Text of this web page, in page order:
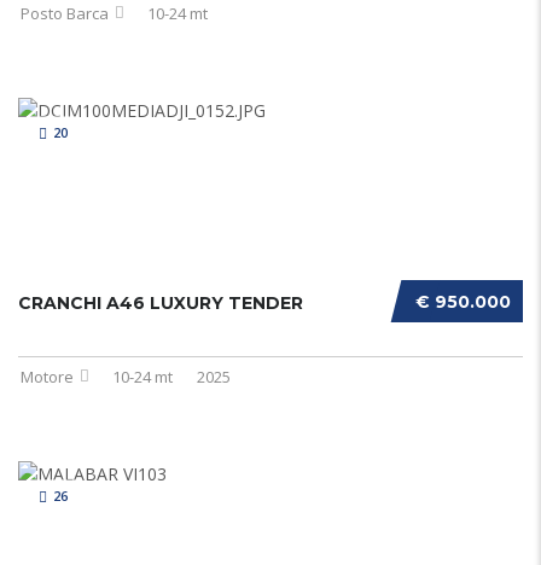
Posto Barca 10-24 mt
20
€ 950.000
CRANCHI A46 LUXURY TENDER
Motore 10-24 mt 2025
26